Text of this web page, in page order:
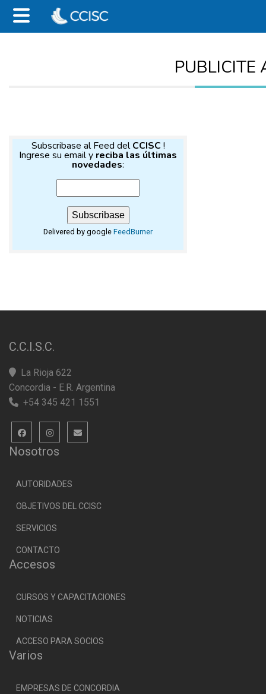
PUBLICITE
Subscribase al Feed delCCISC!
Ingrese su email y reciba las últimas
novedades:
Delivered by google FeedBurner
C.C.I.S.C.
La Rioja 622
Concordia - E.R. Argentina
+54 345 421 1551
Nosotros
AUTORIDADES
OBJETIVOS DEL CCISC
SERVICIOS
CONTACTO
Accesos
CURSOS Y CAPACITACIONES
NOTICIAS
ACCESO PARA SOCIOS
Varios
EMPRESAS DE CONCORDIA